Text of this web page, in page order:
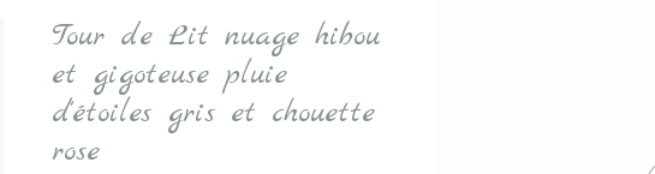
Tour de Lit nuage hibou
et gigoteuse pluie
d'étoiles gris et chouette
rose